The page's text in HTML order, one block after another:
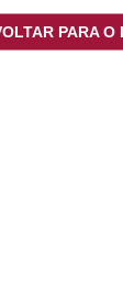
PARA O